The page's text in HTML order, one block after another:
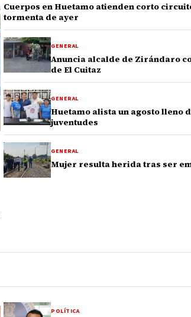
Cuerpos en Huetamo atienden corto
tormenta de ayer
GENERAL
Anuncia alcalde de Zirándaro
de El Cuitaz
GENERAL
Huetamo alista un agosto lleno
juventudes
GENERAL
Mujer resulta herida tras ser
POLÍTICA